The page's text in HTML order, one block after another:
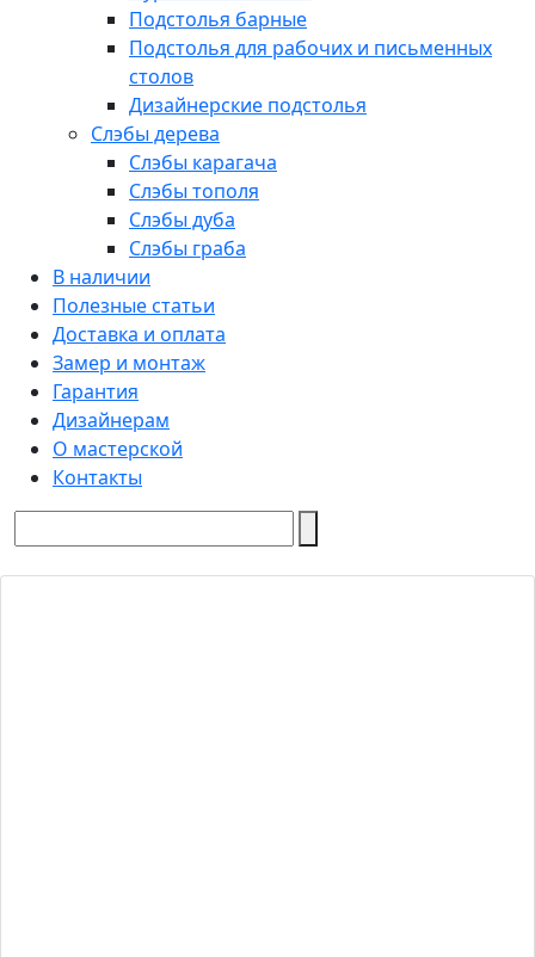
Подстолья барные
Подстолья для рабочих и письменных
столов
Дизайнерские подстолья
Слэбы дерева
Слэбы карагача
Слэбы тополя
Слэбы дуба
Слэбы граба
В наличии
Полезные статьи
Доставка и оплата
Замер и монтаж
Гарантия
Дизайнерам
О мастерской
Контакты